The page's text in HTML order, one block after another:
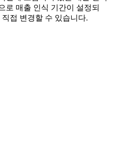
로 매출 인식 기간이 설정되
접 변경할 수 있습니다.